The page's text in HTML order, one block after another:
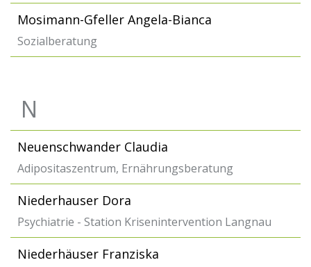
Mosimann-Gfeller Angela-Bianca
Sozialberatung
N
Neuenschwander Claudia
Adipositaszentrum, Ernährungsberatung
Niederhauser Dora
Psychiatrie - Station Krisenintervention Langnau
Niederhäuser Franziska